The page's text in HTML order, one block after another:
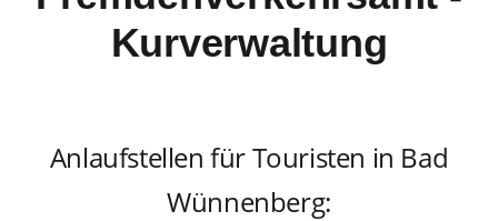
Kurverwaltung
Anlaufstellen für Touristen in Bad
Wünnenberg: